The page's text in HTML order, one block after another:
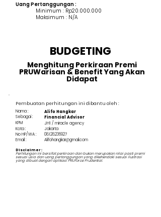
Uang Pertanggungan :
Minimum : Rp20.000.000
Maksimum : N/A
BUDGETING
Menghitung Perkiraan Premi
PRUWarisan & Benefit Yang Akan
Didapat
Pembuatan perhitungan ini dibantu oleh :
Nama :
Alifo Hangkar
Sebagai :
Financial Advisor
KPM
JH1 / miracle agency
Jakarta
Kota :
08128236927
No HP/WA :
Email :
Alifohangkar@gmail.com
Disclaimer :
Perhitungan ini bersifat perkiraan dan bukan merupakan nilai pasti premi
sesuai usia dan uang pertanggungan yang dikehendaki sesuai ilustrasi
yang dibuat dengan aplikasi PRUForce Prudential.